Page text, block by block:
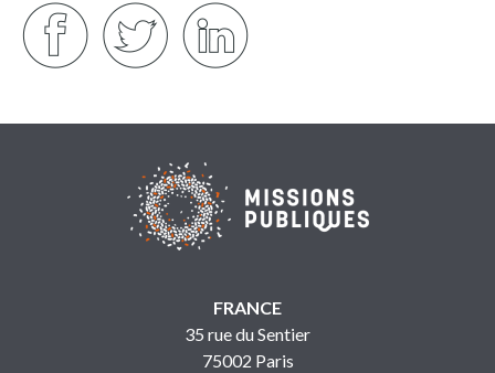
FRANCE
35 rue du Sentier
75002 Paris